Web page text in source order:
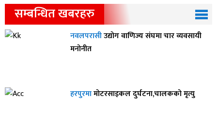
सम्बन्धित खबरहरु
नवलपरासीउद्योग वाणिज्य संघमा चार व्यवसायी
मनोनीत
हरपुरमामोटरसाइकल दुर्घटना,चालकको मृत्यु